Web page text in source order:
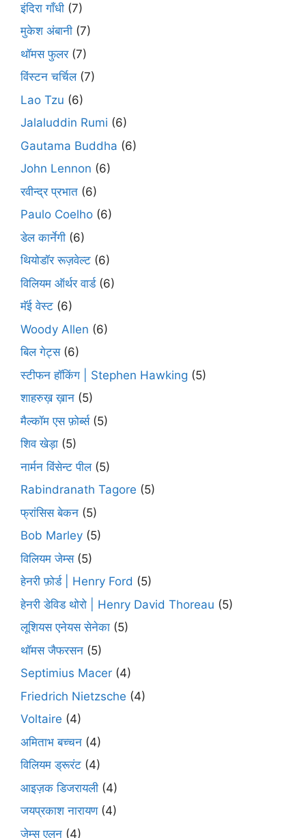
इंदिरा गाँधी (7)
मुकेश अंबानी (7)
थॉमस फुलर(7)
विंस्टन चर्चिल(7)
Lao Tzu (6)
Jalaluddin Rumi (6)
Gautama Buddha (6)
John Lennon (6)
रवीन्द्र प्रभात (6)
Paulo Coelho (6)
डेल कार्नेगी (6)
थियोडॉर रूज़वेल्ट (6)
विलियम ऑर्थर वार्ड(6)
मॅई वेस्ट (6)
Woody Allen (6)
बिल गेट्स(6)
स्टीफन हॉकिंग | Stephen Hawking (5)
शाहरुख़ ख़ान (5)
मैल्कॉम एस फ़ोर्ब्स(5)
शिव खेड़ा (5)
नार्मन विंसेन्ट पील(5)
Rabindranath Tagore (5)
फ्रांसिस बेकन (5)
Bob Marley (5)
विलियम जेम्स(5)
हेनरी फ़ोर्ड | Henry Ford (5)
हेनरी डेविड थोरो | Henry David Thoreau (5)
लूशियस एनेयस सेनेका (5)
थॉमस जैफरसन (5)
Septimius Macer (4)
Friedrich Nietzsche (4)
Voltaire (4)
अमिताभ बच्चन (4)
विलियम ड्रूरंट (4)
आइज़क डिजरायली (4)
जयप्रकाश नारायण(4)
जेम्स एलन (4)